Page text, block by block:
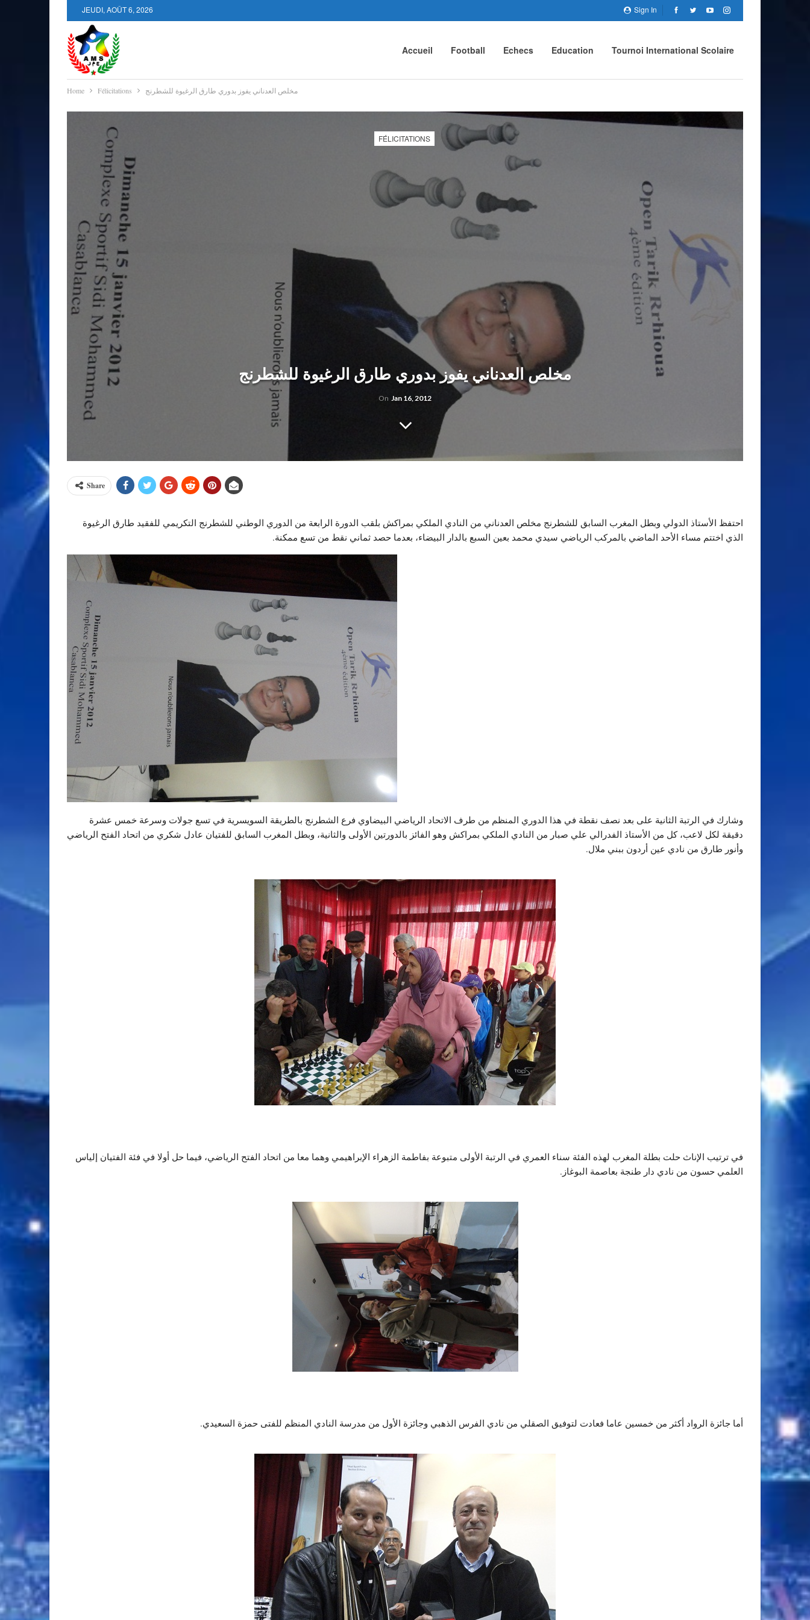
Sign In
JEUDI, AOÛT 6, 2026
Accueil Football Echecs Education Tournoi International Scolaire
Home Félicitations مخلص العدناني يفوز بدوري طارق الرغيوة للشطرنج
FÉLICITATIONS
مخلص العدناني يفوز بدوري طارق الرغيوة للشطرنج
On Jan 16, 2012
Share
احتفظ الأستاذ الدولي وبطل المغرب السابق للشطرنج مخلص العدناني من النادي الملكي بمراكش بلقب الدورة الرابعة من الدوري الوطني للشطرنج التكريمي للفقيد طارق الرغيوة
الذي اختتم مساء الأحد الماضي بالمركب الرياضي سيدي محمد بعين السبع بالدار البيضاء، بعدما حصد ثماني نقط من تسع ممكنة.
وشارك في الرتبة الثانية على بعد نصف نقطة في هذا الدوري المنظم من طرف الاتحاد الرياضي البيضاوي فرع الشطرنج بالطريقة السويسرية في تسع جولات وسرعة خمس عشرة
دقيقة لكل لاعب، كل من الأستاذ الفدرالي علي صبار من النادي الملكي بمراكش وهو الفائز بالدورتين الأولى والثانية، وبطل المغرب السابق للفتيان عادل شكري من اتحاد الفتح الرياضي
وأنور طارق من نادي عين أردون ببني ملال.
في ترتيب الإناث حلت بطلة المغرب لهذه الفئة سناء العمري في الرتبة الأولى متبوعة بفاطمة الزهراء الإبراهيمي وهما معا من اتحاد الفتح الرياضي، فيما حل أولا في فئة الفتيان إلياس
العلمي حسون من نادي دار طنجة بعاصمة البوغاز.
أما جائزة الرواد أكثر من خمسين عاما فعادت لتوفيق الصقلي من نادي الفرس الذهبي وجائزة الأول من مدرسة النادي المنظم للفتى حمزة السعيدي.